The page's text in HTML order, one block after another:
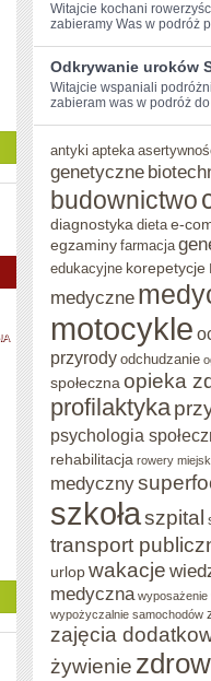
Witajcie kochani
zabieramy Was w podróż
Odkrywanie uroków
Witajcie ⁢wspaniali
zabieram was w‌ podróż ⁣do
antyki apteka
genetyczne
budownictwo
diagnostyka dieta e-
egzaminy farmacja
edukacyjne korepetycje
medyczne
motocykle
przyrody odchudzanie
społeczna opieka
profilaktyka
psychologia
rehabilitacja rowery
medyczny
szkołaszpital
transport
urlopwakacje
medyczna wyposażenie
wypożyczalnie samochodów
zajęcia
żywienie